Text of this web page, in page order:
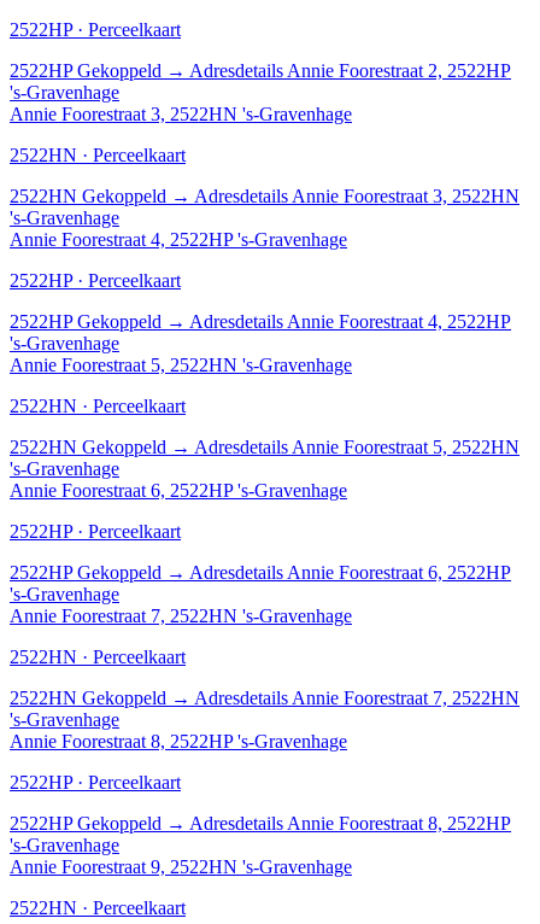
2522HP · Perceelkaart
2522HP Gekoppeld → Adresdetails Annie Foorestraat 2, 2522HP
's-Gravenhage
Annie Foorestraat 3, 2522HN 's-Gravenhage
2522HN · Perceelkaart
2522HN Gekoppeld → Adresdetails Annie Foorestraat 3, 2522HN
's-Gravenhage
Annie Foorestraat 4, 2522HP 's-Gravenhage
2522HP · Perceelkaart
2522HP Gekoppeld → Adresdetails Annie Foorestraat 4, 2522HP
's-Gravenhage
Annie Foorestraat 5, 2522HN 's-Gravenhage
2522HN · Perceelkaart
2522HN Gekoppeld → Adresdetails Annie Foorestraat 5, 2522HN
's-Gravenhage
Annie Foorestraat 6, 2522HP 's-Gravenhage
2522HP · Perceelkaart
2522HP Gekoppeld → Adresdetails Annie Foorestraat 6, 2522HP
's-Gravenhage
Annie Foorestraat 7, 2522HN 's-Gravenhage
2522HN · Perceelkaart
2522HN Gekoppeld → Adresdetails Annie Foorestraat 7, 2522HN
's-Gravenhage
Annie Foorestraat 8, 2522HP 's-Gravenhage
2522HP · Perceelkaart
2522HP Gekoppeld → Adresdetails Annie Foorestraat 8, 2522HP
's-Gravenhage
Annie Foorestraat 9, 2522HN 's-Gravenhage
2522HN · Perceelkaart